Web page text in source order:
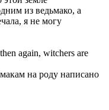
из ведьмако, а
я не могу
again, witchers are
на роду написано